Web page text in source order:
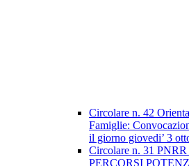
Circolare n. 42
Famiglie:
il giorno giovedi’ 3
Circolare n. 31
PERCORSI